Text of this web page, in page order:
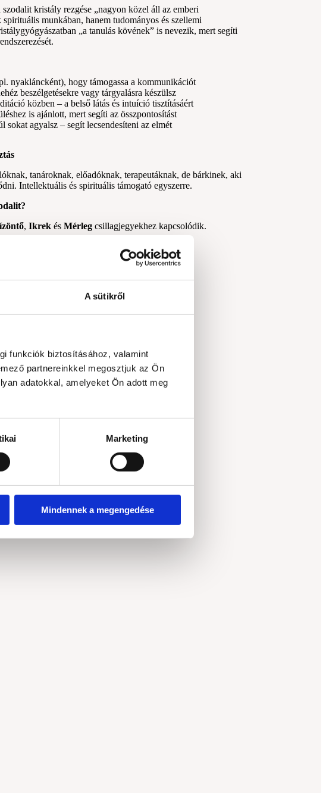
A sütikről
funkciók biztosításához, valamint
partnereinkkel megosztjuk az Ön
adatokkal, amelyeket Ön adott meg
Marketing
Mindennek a megengedése
kristály rezgése „nagyon közel áll az emberi
munkában, hanem tudományos és szellemi
„a tanulás kövének” is nevezik, mert segíti
nyakláncként), hogy támogassa a kommunikációt
beszélgetésekre vagy tárgyalásra készülsz
közben – a belső látás és intuíció tisztításáért
is ajánlott, mert segíti az összpontosítást
sokat agyalsz – segít lecsendesíteni az elmét
tanároknak, előadóknak, terapeutáknak, de bárkinek, aki
Intellektuális és spirituális támogató egyszerre.
,Ikrek ésMérleg csillagjegyekhez kapcsolódik.
gondolkodást és eredetiséget
a belső és külső egyensúlyt